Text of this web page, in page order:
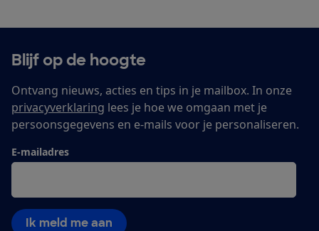
Blijf op de hoogte
Ontvang nieuws, acties en tips in je mailbox. In onze
privacyverklaring lees je hoe we omgaan met je
persoonsgegevens en e-mails voor je personaliseren.
E-mailadres
Ik meld me aan